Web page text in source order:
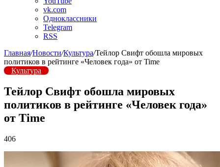
vk.com
Одноклассники
Telegram
RSS
Главная/Новости/Культура/Тейлор Свифт обошла мировых
политиков в рейтинге «Человек года» от Time
Культура
Тейлор Свифт обошла мировых
политиков в рейтинге «Человек года»
от Time
406